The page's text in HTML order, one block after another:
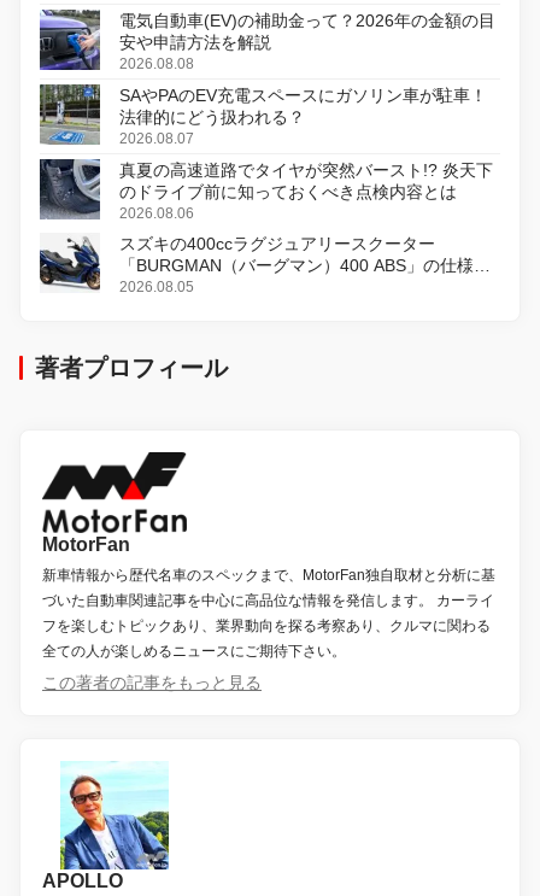
電気自動車(EV)の補助金って？2026年の金額の目
安や申請方法を解説
2026.08.08
SAやPAのEV充電スペースにガソリン車が駐車！
法律的にどう扱われる？
2026.08.07
真夏の高速道路でタイヤが突然バースト!? 炎天下
のドライブ前に知っておくべき点検内容とは
2026.08.06
スズキの400ccラグジュアリースクーター
「BURGMAN（バーグマン）400 ABS」の仕様を
変更し、8月18日に発売
2026.08.05
著者プロフィール
MotorFan
新車情報から歴代名車のスペックまで、MotorFan独自取材と分析に基
づいた自動車関連記事を中心に高品位な情報を発信します。 カーライ
フを楽しむトピックあり、業界動向を探る考察あり、クルマに関わる
全ての人が楽しめるニュースにご期待下さい。
この著者の記事をもっと見る
APOLLO